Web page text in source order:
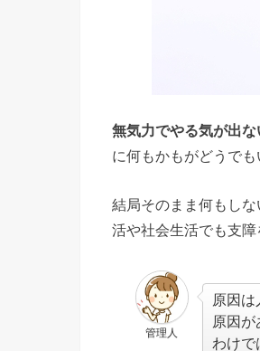
無気力でやる気が出な
に何もかもがどうで
結局そのまま何もし
活や社会生活でも支障
管理人
原因
原因
わけで